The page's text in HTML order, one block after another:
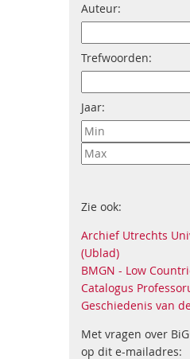
Auteur:
Trefwoorden:
Jaar:
Zie ook:
Archief Utrechts
(Ublad)
BMGN - Low
Catalogus
Geschiedenis van
Met vragen over
op dit e-mailadres: